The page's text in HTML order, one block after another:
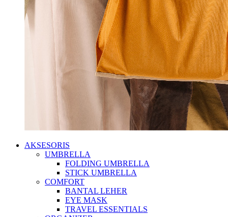
AKSESORIS
UMBRELLA
FOLDING UMBRELLA
STICK UMBRELLA
COMFORT
BANTAL LEHER
EYE MASK
TRAVEL ESSENTIALS